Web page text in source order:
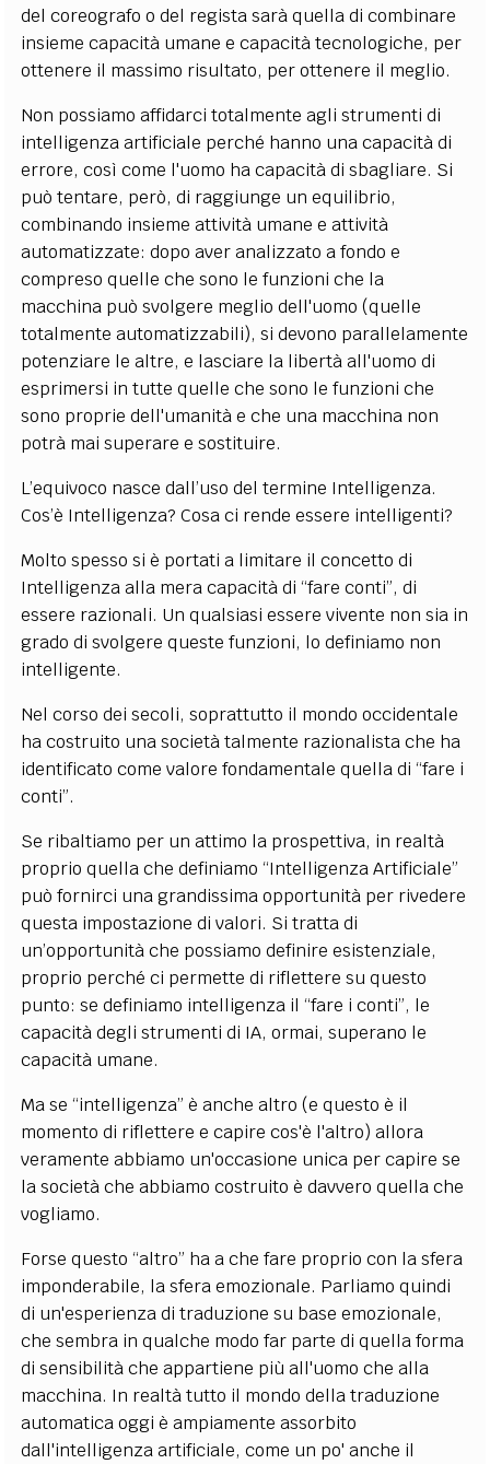
del coreografo o del regista sarà quella di combinare
insieme capacità umane e capacità tecnologiche, per
ottenere il massimo risultato, per ottenere il meglio.
Non possiamo affidarci totalmente agli strumenti di
intelligenza artificiale perché hanno una capacità di
errore, così come l'uomo ha capacità di sbagliare. Si
può tentare, però, di raggiunge un equilibrio,
combinando insieme attività umane e attività
automatizzate: dopo aver analizzato a fondo e
compreso quelle che sono le funzioni che la
macchina può svolgere meglio dell'uomo (quelle
totalmente automatizzabili), si devono parallelamente
potenziare le altre, e lasciare la libertà all'uomo di
esprimersi in tutte quelle che sono le funzioni che
sono proprie dell'umanità e che una macchina non
potrà mai superare e sostituire.
L’equivoco nasce dall’uso del termine Intelligenza.
Cos’è Intelligenza? Cosa ci rende essere intelligenti?
Molto spesso si è portati a limitare il concetto di
Intelligenza alla mera capacità di “fare conti”, di
essere razionali. Un qualsiasi essere vivente non sia in
grado di svolgere queste funzioni, lo definiamo non
intelligente.
Nel corso dei secoli, soprattutto il mondo occidentale
ha costruito una società talmente razionalista che ha
identificato come valore fondamentale quella di “fare i
conti”.
Se ribaltiamo per un attimo la prospettiva, in realtà
proprio quella che definiamo “Intelligenza Artificiale”
può fornirci una grandissima opportunità per rivedere
questa impostazione di valori. Si tratta di
un’opportunità che possiamo definire esistenziale,
proprio perché ci permette di riflettere su questo
punto: se definiamo intelligenza il “fare i conti”, le
capacità degli strumenti di IA, ormai, superano le
capacità umane.
Ma se “intelligenza” è anche altro (e questo è il
momento di riflettere e capire cos'è l'altro) allora
veramente abbiamo un'occasione unica per capire se
la società che abbiamo costruito è davvero quella che
vogliamo.
Forse questo “altro” ha a che fare proprio con la sfera
imponderabile, la sfera emozionale. Parliamo quindi
di un'esperienza di traduzione su base emozionale,
che sembra in qualche modo far parte di quella forma
di sensibilità che appartiene più all'uomo che alla
macchina. In realtà tutto il mondo della traduzione
automatica oggi è ampiamente assorbito
dall'intelligenza artificiale, come un po' anche il